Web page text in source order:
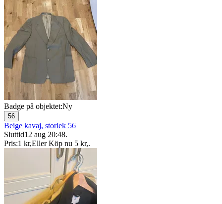
Badge på objektet:Ny
56
Beige kavaj, storlek 56
Sluttid12 aug 20:48.
Pris:1 kr,Eller Köp nu 5 kr,.